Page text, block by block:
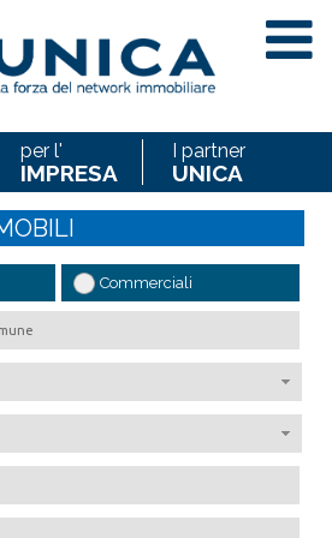
per l'
IMPRESA
I partner
UNICA
Commerciali
COGNOME
* EMAIL AMICO
MESSAGGIO
DI AVERE
SULLA